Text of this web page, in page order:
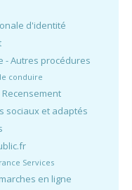
d'identité
- Autres procédures
conduire
Recensement
sociaux et adaptés
Services
en ligne